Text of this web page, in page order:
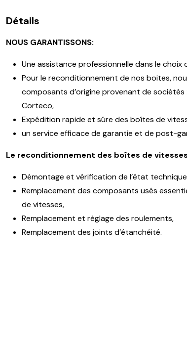
Détails
NOUS GARANTISSONS:
Une assistance professionnelle dans le
Pour le reconditionnement de nos boites,
composants d’origine provenant de sociétés :
Corteco,
Expédition rapide et sûre des boîtes de
un service efficace de garantie et de post-
Le reconditionnement des boîtes de
Démontage et vérification de l’état
Remplacement des composants usés
de vitesses,
Remplacement et réglage des roulements,
Remplacement des joints d’étanchéité.